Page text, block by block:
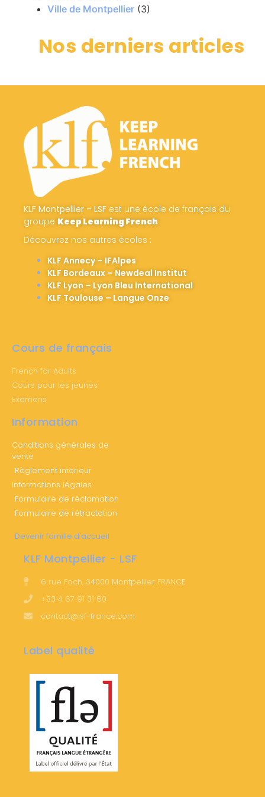
Ville de Montpellier (3)
Nos derniers articles
KLF Montpellier – LSF est une école de français du
groupe Keep Learning French
Découvrez nos autres écoles :
KLF Annecy – IFAlpes
KLF Bordeaux – Newdeal Institut
KLF Lyon – Lyon Bleu International
KLF Toulouse – Langue Onze
Cours de français
French for Adults
Cours pour les jeunes
Examens
Information
Conditions générales de
vente
Règlement intérieur
Informations légales
Formulaire de réclamation
Formulaire de rétractation
Devenir famille d'accueil
KLF Montpellier - LSF
6 rue Foch, 34000 Montpellier FRANCE
+33 4 67 91 31 60
contact@lsf-france.com
Label qualité